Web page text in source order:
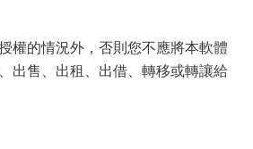
權的情況外，否則您不應將本軟體
出售、出租、出借、轉移或轉讓給